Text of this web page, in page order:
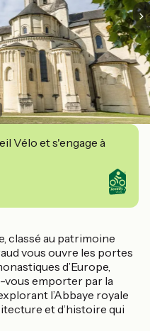
Vélo et s'engage à
classé au patrimoine
vous ouvre les portes
d’Europe,
vous emporter par la
l’Abbaye royale
et d’histoire qui